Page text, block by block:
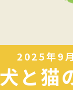
2025年9
犬と猫